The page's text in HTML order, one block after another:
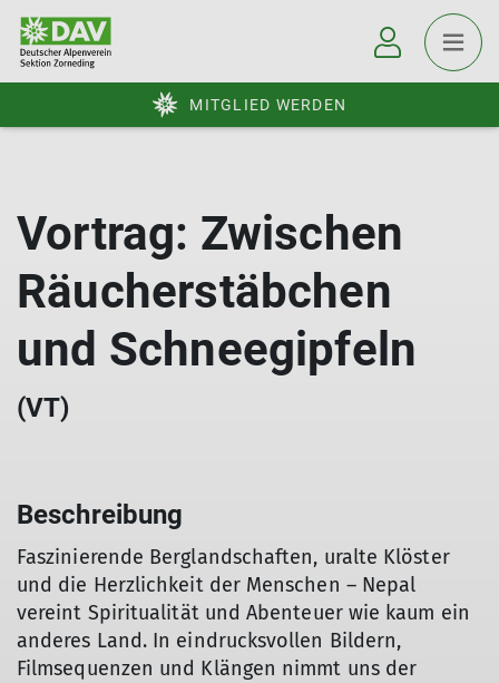
MITGLIED WERDEN
Vortrag: Zwischen
Räucherstäbchen
und Schneegipfeln
(VT)
Beschreibung
Faszinierende Berglandschaften, uralte Klöster
und die Herzlichkeit der Menschen – Nepal
vereint Spiritualität und Abenteuer wie kaum ein
anderes Land. In eindrucksvollen Bildern,
Filmsequenzen und Klängen nimmt uns der